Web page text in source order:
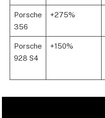
Porsche
356
+275%
Porsche
928 S4
+150%